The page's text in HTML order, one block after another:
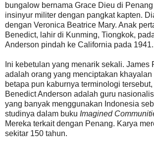
bungalow bernama Grace Dieu di
insinyur militer dengan pangkat kapten.
dengan Veronica Beatrice Mary. Anak
Benedict, lahir di Kunming, Tiongkok,
Anderson pindah ke California pada 1941.
Ini kebetulan yang menarik sekali. James
adalah orang yang menciptakan
betapa pun kaburnya terminologi
Benedict Anderson adalah guru
yang banyak menggunakan Indonesia
studinya dalam buku Imagined
Mereka terkait dengan Penang. Karya
sekitar 150 tahun.